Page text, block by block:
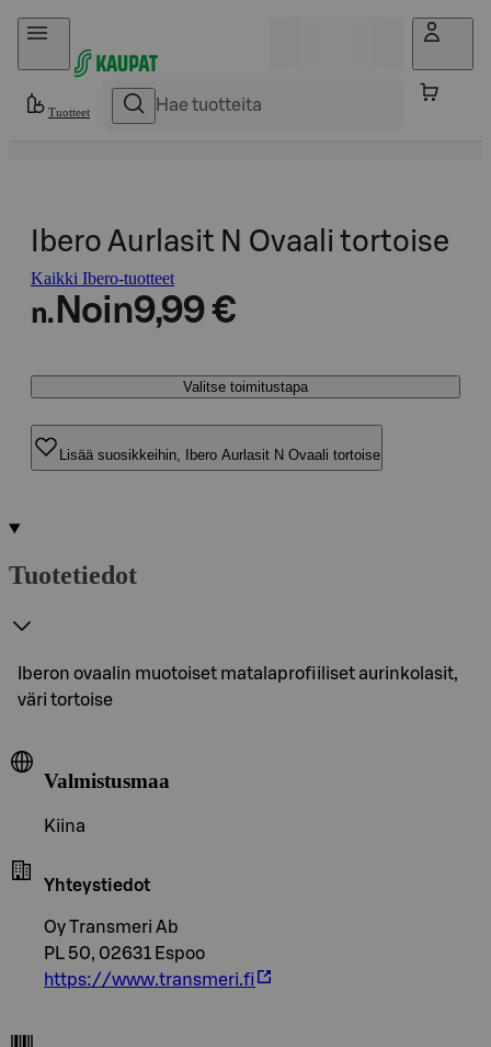
Hyppää sisältöön
Tuotteet
Ibero Aurlasit N Ovaali tortoise
Kaikki Ibero-tuotteet
n. Noin9,99 €
Valitse toimitustapa
Lisää suosikkeihin, Ibero Aurlasit N Ovaali tortoise
Tuotetiedot
Iberon ovaalin muotoiset matalaprofiiliset aurinkolasit,
väri tortoise
Valmistusmaa
Kiina
Yhteystiedot
Oy Transmeri Ab
PL 50, 02631 Espoo
https://www.transmeri.fi